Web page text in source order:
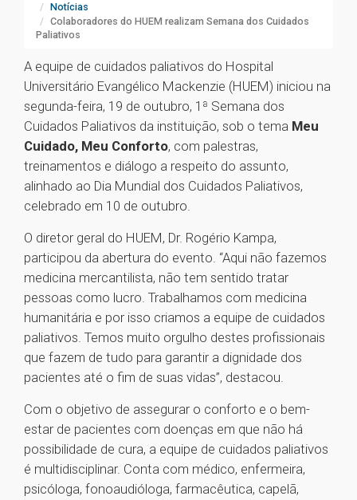
Notícias
Colaboradores do HUEM realizam Semana dos Cuidados
Paliativos
A equipe de cuidados paliativos do Hospital
Universitário Evangélico Mackenzie (HUEM) iniciou na
segunda-feira, 19 de outubro, 1ª Semana dos
Cuidados Paliativos da instituição, sob o tema Meu
Cuidado, Meu Conforto, com palestras,
treinamentos e diálogo a respeito do assunto,
alinhado ao Dia Mundial dos Cuidados Paliativos,
celebrado em 10 de outubro.
O diretor geral do HUEM, Dr. Rogério Kampa,
participou da abertura do evento. “Aqui não fazemos
medicina mercantilista, não tem sentido tratar
pessoas como lucro. Trabalhamos com medicina
humanitária e por isso criamos a equipe de cuidados
paliativos. Temos muito orgulho destes profissionais
que fazem de tudo para garantir a dignidade dos
pacientes até o fim de suas vidas”, destacou.
Com o objetivo de assegurar o conforto e o bem-
estar de pacientes com doenças em que não há
possibilidade de cura, a equipe de cuidados paliativos
é multidisciplinar. Conta com médico, enfermeira,
psicóloga, fonoaudióloga, farmacêutica, capelã,